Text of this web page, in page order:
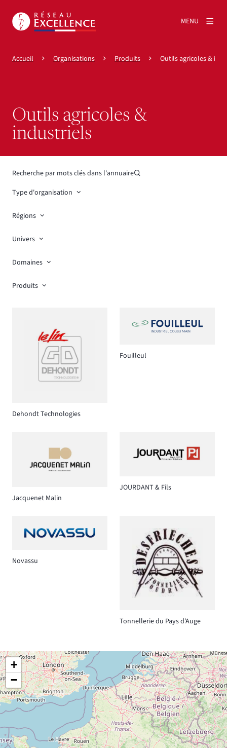
MENU
Accueil Organisations Produits Outils agricoles &
Outils agricoles &
industriels
Recherche par mots clés dans l'annuaire
Type d'organisation
Régions
Univers
Domaines
Produits
Dehondt Technologies
Fouilleul
Jacquenet Malin
JOURDANT & Fils
Novassu
Tonnellerie du Pays d'Auge
+
−